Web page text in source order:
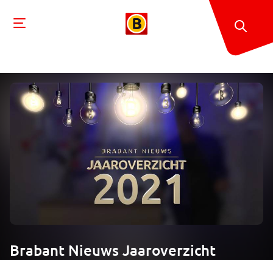
Brabant Nieuws Jaaroverzicht